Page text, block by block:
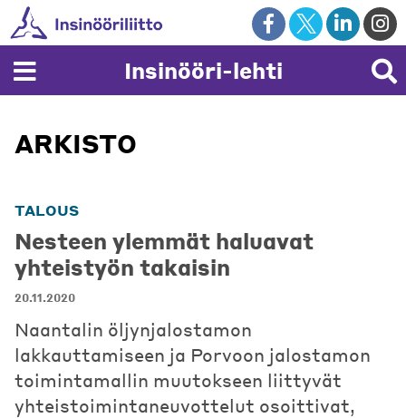
Skip
to
content
Insinööri-lehti
ARKISTO
TALOUS
Nesteen ylemmät haluavat
yhteistyön takaisin
20.11.2020
Naantalin öljynjalostamon
lakkauttamiseen ja Porvoon jalostamon
toimintamallin muutokseen liittyvät
yhteistoimintaneuvottelut osoittivat,